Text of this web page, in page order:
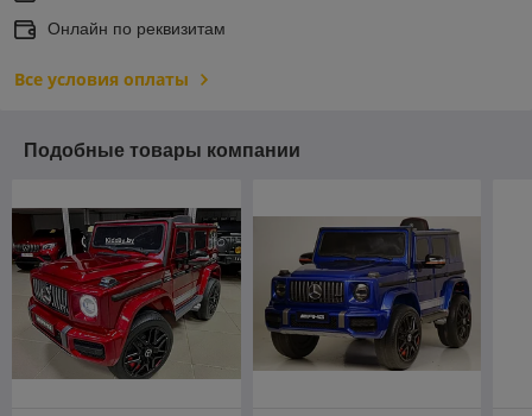
Онлайн по реквизитам
Все условия оплаты
Подобные товары компании